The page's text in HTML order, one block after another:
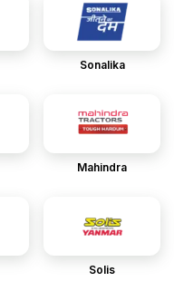
Sonalika
Mahindra
Solis